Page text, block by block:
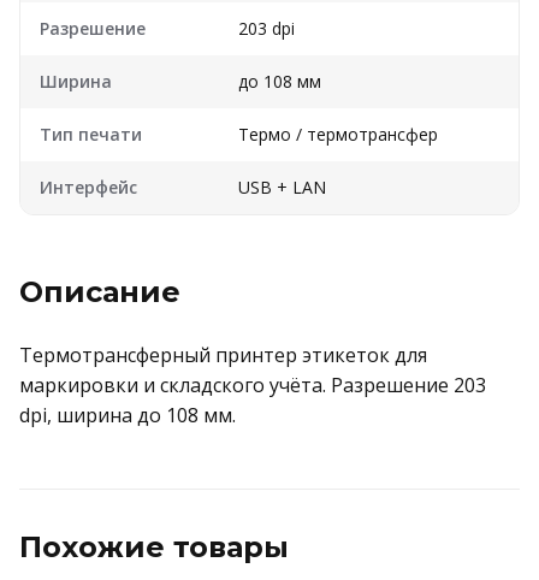
Разрешение 203 dpi
Ширина до 108 мм
Тип печати Термо / термотрансфер
Интерфейс USB + LAN
Описание
Термотрансферный принтер этикеток для
маркировки и складского учёта. Разрешение 203
dpi, ширина до 108 мм.
Похожие товары